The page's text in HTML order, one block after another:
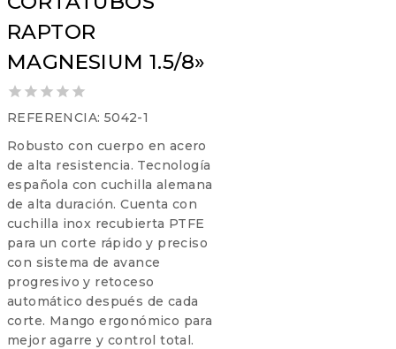
RAPTOR
MAGNESIUM 1.5/8»
0
of
5
REFERENCIA: 5042-1
Robusto con cuerpo en acero
de alta resistencia. Tecnología
española con cuchilla alemana
de alta duración. Cuenta con
cuchilla inox recubierta PTFE
para un corte rápido y preciso
con sistema de avance
progresivo y retoceso
automático después de cada
corte. Mango ergonómico para
mejor agarre y control total.